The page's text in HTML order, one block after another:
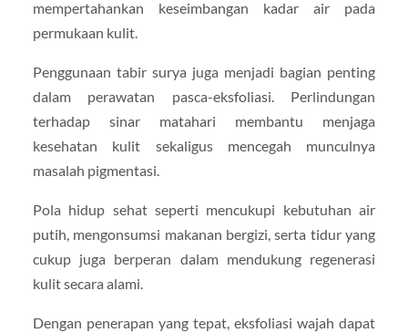
mempertahankan keseimbangan kadar air pada
permukaan kulit.
Penggunaan tabir surya juga menjadi bagian penting
dalam perawatan pasca-eksfoliasi. Perlindungan
terhadap sinar matahari membantu menjaga
kesehatan kulit sekaligus mencegah munculnya
masalah pigmentasi.
Pola hidup sehat seperti mencukupi kebutuhan air
putih, mengonsumsi makanan bergizi, serta tidur yang
cukup juga berperan dalam mendukung regenerasi
kulit secara alami.
Dengan penerapan yang tepat, eksfoliasi wajah dapat